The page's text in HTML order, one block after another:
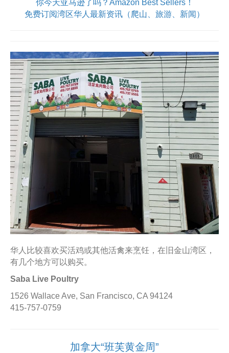
你今天亚马逊了吗？Amazon Best Sellers！
免费订阅湾区华人最新资讯（爬山、旅游、新闻）
华人比较喜欢买活鸡或其他活禽来烹饪，在旧金山湾区，
有几个地方可以购买。
Saba Live Poultry
1526 Wallace Ave, San Francisco, CA 94124
415-757-0759
加拿大“班芙黄金周”